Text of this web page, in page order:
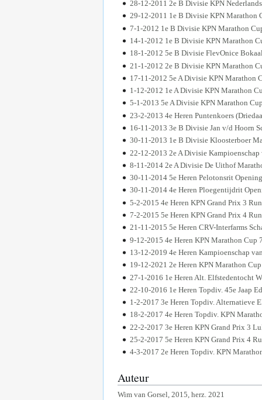
28-12-2011 2e B Divisie KPN
29-12-2011 1e B Divisie KPN Marathon
7-1-2012 1e B Divisie KPN Marathon
14-1-2012 1e B Divisie KPN Marathon
18-1-2012 5e B Divisie FlevOnice
21-1-2012 2e B Divisie KPN Marathon
17-11-2012 5e A Divisie KPN Marathon
1-12-2012 1e A Divisie KPN Marathon
5-1-2013 5e A Divisie KPN Marathon
23-2-2013 4e Heren Puntenkoers
16-11-2013 3e B Divisie Jan v/d Hoorn
30-11-2013 1e B Divisie Kloosterboer
22-12-2013 2e A Divisie
8-11-2014 2e A Divisie De Uithof
30-11-2014 5e Heren Pelotonsrit
30-11-2014 4e Heren Ploegentijdrit
5-2-2015 4e Heren KPN Grand Prix 3
7-2-2015 5e Heren KPN Grand Prix 4
21-11-2015 5e Heren CRV-Interfarms
9-12-2015 4e Heren KPN Marathon Cup
13-12-2019 4e Heren Kampioenschap
19-12-2021 2e Heren KPN Marathon
27-1-2016 1e Heren Alt. Elfstedentocht
22-10-2016 1e Heren Topdiv. 45e Jaap
1-2-2017 3e Heren Topdiv. Alternatieve
18-2-2017 4e Heren Topdiv. KPN
22-2-2017 3e Heren KPN Grand Prix 3
25-2-2017 5e Heren KPN Grand Prix 4
4-3-2017 2e Heren Topdiv. KPN
Auteur
Wim van Gorsel, 2015, herz. 2021